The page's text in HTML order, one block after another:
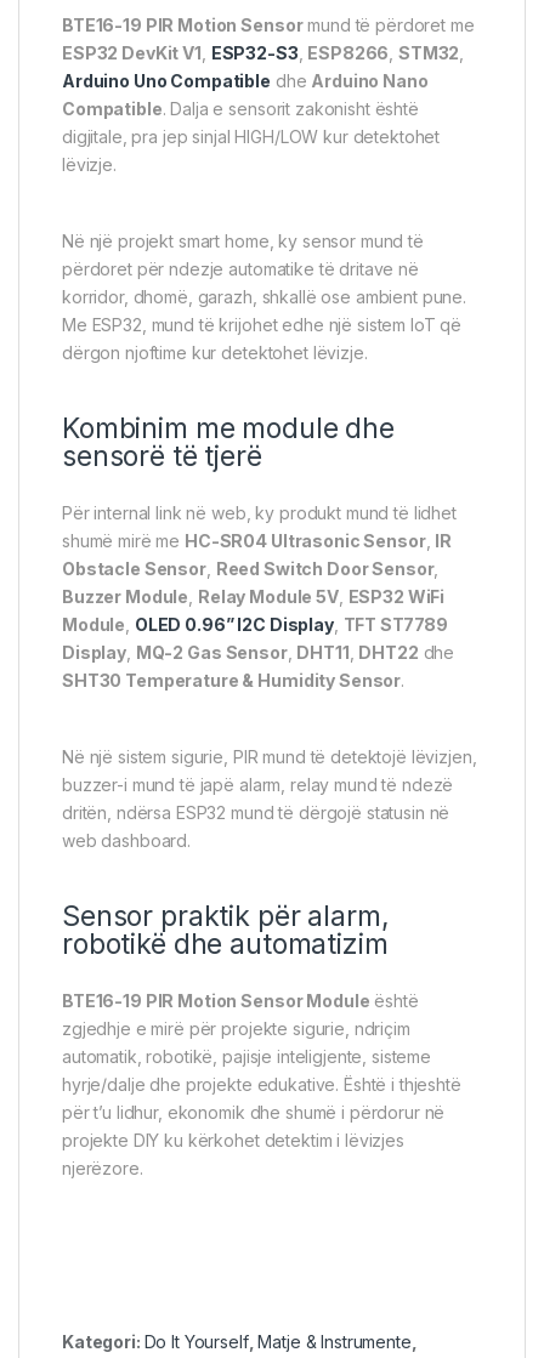
BTE16-19 PIR Motion Sensormund të përdoret me
ESP32 DevKit V1 ESP32-S3 ESP8266 ,STM32
Arduino Uno Compatible dhe Arduino Nano
Compatible. Dalja e sensorit zakonisht është
digjitale, pra jep sinjal HIGH/LOW kur detektohet
lëvizje.
Në një projekt smart home, ky sensor mund të
përdoret për ndezje automatike të dritave në
korridor, dhomë, garazh, shkallë ose ambient pune.
Me ESP32, mund të krijohet edhe një sistem IoT që
dërgon njoftime kur detektohet lëvizje.
Kombinim me module dhe
sensorë të tjerë
Për internal link në web, ky produkt mund të lidhet
shumë mirë me HC-SR04 Ultrasonic Sensor, IR
Obstacle Sensor, Reed Switch Door Sensor,
Buzzer Module Relay Module 5V, ESP32 WiFi
Module OLED 0.96” I2C Display, TFT ST7789
Display MQ-2 Gas Sensor, DHT11 DHT22 dhe
SHT30 Temperature & Humidity Sensor.
Në një sistem sigurie, PIR mund të detektojë lëvizjen,
buzzer-i mund të japë alarm, relay mund të ndezë
dritën, ndërsa ESP32 mund të dërgojë statusin në
web dashboard.
Sensor praktik për alarm,
robotikë dhe automatizim
BTE16-19 PIR Motion Sensor Module është
zgjedhje e mirë për projekte sigurie, ndriçim
automatik, robotikë, pajisje inteligjente, sisteme
hyrje/dalje dhe projekte edukative. Është i thjeshtë
për t’u lidhur, ekonomik dhe shumë i përdorur në
projekte DIY ku kërkohet detektim i lëvizjes
njerëzore.
Kategori: Do It Yourself,Matje & Instrumente